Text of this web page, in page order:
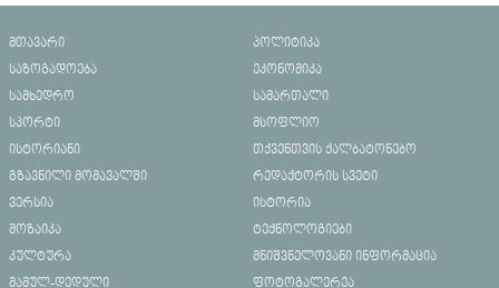
მთავარი
პოლიტიკა
საზოგადოება
ეკონომიკა
სამხედრო
სამართალი
სპორტი
მსოფლიო
ისტორიანი
თქვენთვის ქალბატონებო
გზავნილი მომავალში
რედაქტორის სვეტი
ვერსია
ისტორია
მოზაიკა
ტექნოლოგიები
კულტურა
მნიშვნელოვანი ინფორმაცია
მამულ-დედული
ფოტოგალერეა